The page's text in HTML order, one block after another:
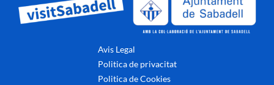
Avis Legal
Politica de privacitat
Politica de Cookies